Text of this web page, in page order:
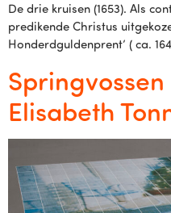
De drie kruisen (1653). Als
predikende Christus
Honderdguldenprent’ ( ca.
Elisabeth